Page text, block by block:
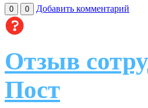
0 0 Добавить комментарий
Отзыв
Пост